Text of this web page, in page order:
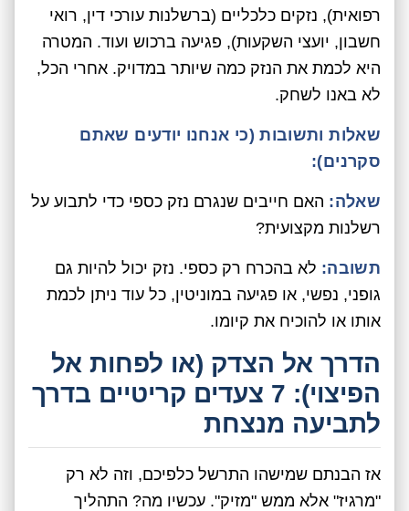
רפואית), נזקים כלכליים (ברשלנות עורכי דין, רואי
חשבון, יועצי השקעות), פגיעה ברכוש ועוד. המטרה
היא לכמת את הנזק כמה שיותר במדויק. אחרי הכל,
לא באנו לשחק.
שאלות ותשובות (כי אנחנו יודעים שאתם
סקרנים):
שאלה: האם חייבים שנגרם נזק כספי כדי לתבוע על
רשלנות מקצועית?
תשובה: לא בהכרח רק כספי. נזק יכול להיות גם
גופני, נפשי, או פגיעה במוניטין, כל עוד ניתן לכמת
אותו או להוכיח את קיומו.
הדרך אל הצדק (או לפחות אל
הפיצוי): 7 צעדים קריטיים בדרך
לתביעה מנצחת
אז הבנתם שמישהו התרשל כלפיכם, וזה לא רק
"מרגיז" אלא ממש "מזיק". עכשיו מה? התהליך